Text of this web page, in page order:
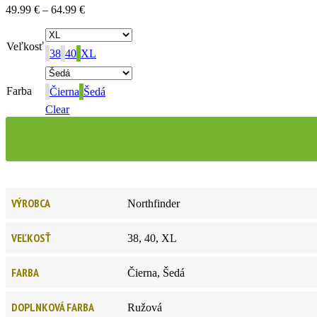
49.99 € – 64.99 €
Veľkosť
38 40 XL
Farba Čierna Šedá
Clear
VÝROBCA Northfinder
VEĽKOSŤ 38, 40, XL
FARBA Čierna, Šedá
DOPLNKOVÁ FARBA Ružová